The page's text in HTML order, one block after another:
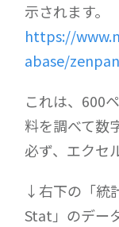
示されます。
https://
abase/
これは、600
料を調べて数
必ず、エクセ
↓右下の「統
Stat」のデー